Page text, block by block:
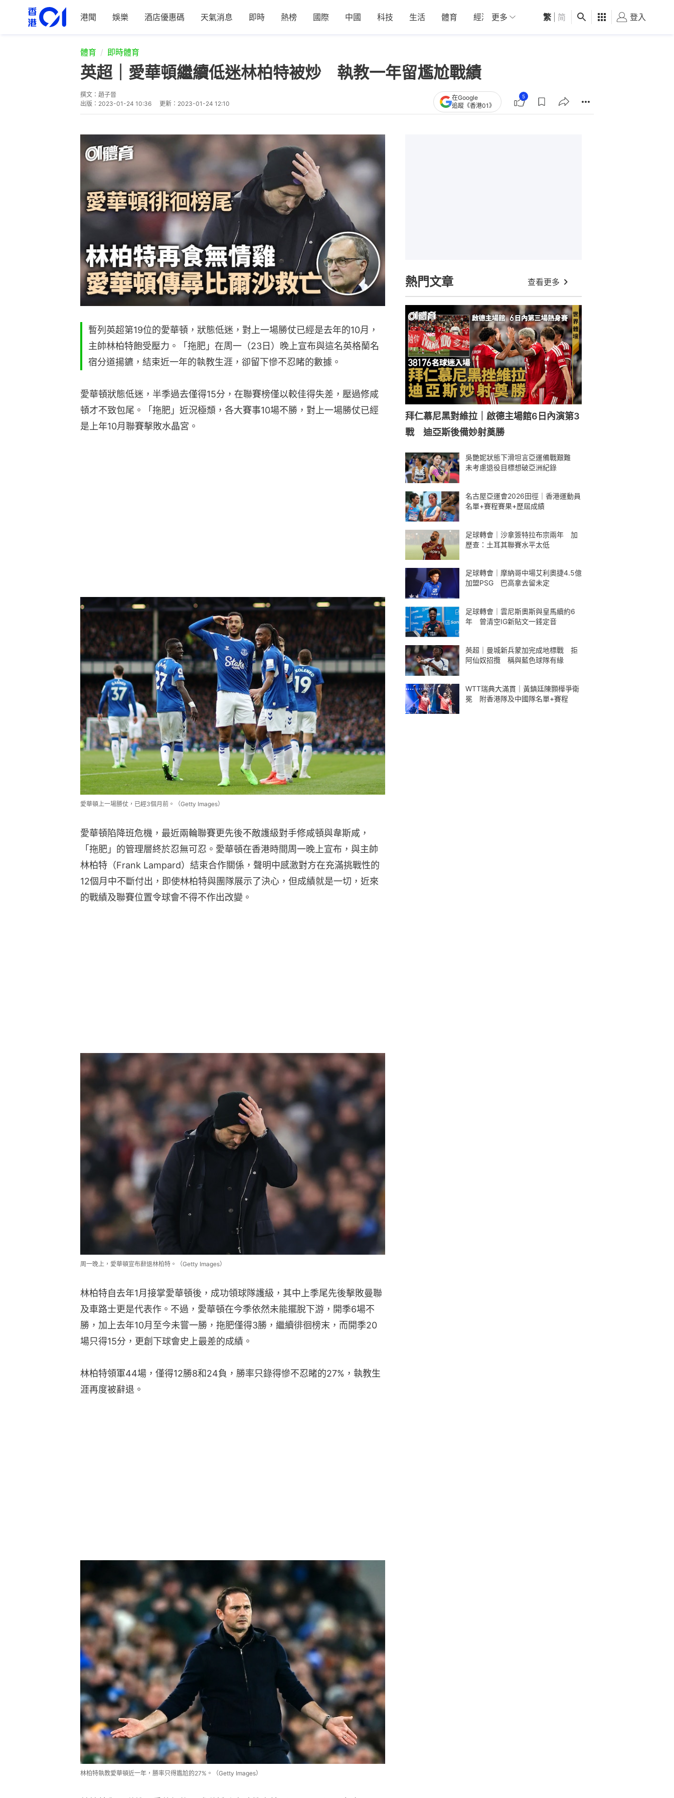
港聞 娛樂 酒店優惠碼 天氣消息 即時 熱榜 國際 中國 科技 生活 體育 經濟 01深圳 觀點 健康 好食玩飛
更多 繁 简 登入
體育 即時體育
英超｜愛華頓繼續低迷林柏特被炒 執教一年留尷尬戰績
撰文： 趙子晉
出版： 2023-01-24 10:36 更新： 2023-01-24 12:10
在Google
追蹤《香港01》
5
暫列英超第19位的愛華頓，狀態低迷，對上一場勝仗已經是去年的10月，
主帥林柏特飽受壓力。「拖肥」在周一（23日）晚上宣布與這名英格蘭名
宿分道揚鑣，結束近一年的執教生涯，卻留下慘不忍睹的數據。
愛華頓狀態低迷，半季過去僅得15分，在聯賽榜僅以較佳得失差，壓過修咸
頓才不致包尾。「拖肥」近況極頹，各大賽事10場不勝，對上一場勝仗已經
是上年10月聯賽擊敗水晶宮。
愛華頓上一場勝仗，已經3個月前。（Getty Images）
愛華頓陷降班危機，最近兩輪聯賽更先後不敵護級對手修咸頓與韋斯咸，
「拖肥」的管理層終於忍無可忍。愛華頓在香港時間周一晚上宣布，與主帥
林柏特（Frank Lampard）結束合作關係，聲明中感激對方在充滿挑戰性的
12個月中不斷付出，即使林柏特與團隊展示了決心，但成績就是一切，近來
的戰績及聯賽位置令球會不得不作出改變。
周一晚上，愛華頓宣布辭退林柏特。（Getty Images）
林柏特自去年1月接掌愛華頓後，成功領球隊護級，其中上季尾先後擊敗曼聯
及車路士更是代表作。不過，愛華頓在今季依然未能擺脫下游，開季6場不
勝，加上去年10月至今未嘗一勝，拖肥僅得3勝，繼續徘徊榜末，而開季20
場只得15分，更創下球會史上最差的成績。
林柏特領軍44場，僅得12勝8和24負，勝率只錄得慘不忍睹的27%，執教生
涯再度被辭退。
林柏特執教愛華頓近一年，勝率只得尷尬的27%。（Getty Images）
熱門文章 查看更多
拜仁慕尼黑對維拉｜啟德主場館6日內演第3
戰 迪亞斯後備妙射奠勝
吳艷妮狀態下滑坦言亞運備戰艱難
未考慮退役目標想破亞洲紀錄
名古屋亞運會2026田徑｜香港運動員
名單+賽程賽果+歷屆成績
足球轉會｜沙拿簽特拉布宗兩年 加
歷查：土耳其聯賽水平太低
足球轉會｜摩納哥中場艾利奧捷4.5億
加盟PSG 巴高拿去留未定
足球轉會｜雲尼斯奧斯與皇馬續約6
年 曾清空IG新貼文一錘定音
英超｜曼城新兵蒙加完成地標戰 拒
阿仙奴招攬 稱與藍色球隊有緣
WTT瑞典大滿貫｜黃鎮廷陳顥樺爭衛
冕 附香港隊及中國隊名單+賽程